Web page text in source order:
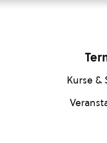
Kurse &